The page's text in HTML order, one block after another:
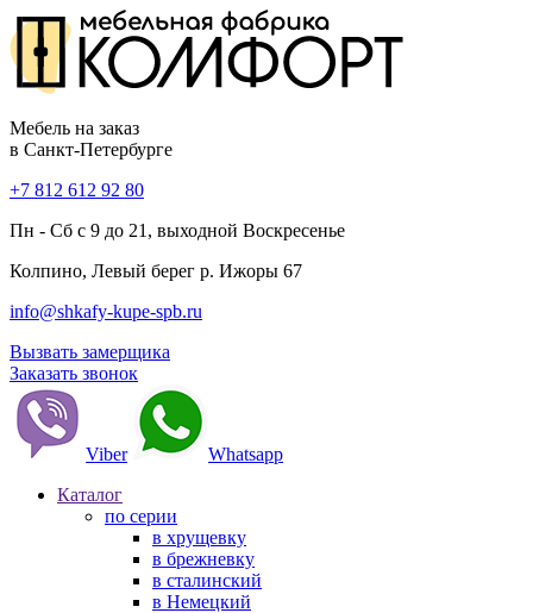
Мебель на заказ
в Санкт-Петербурге
+7 812 612 92 80
Пн - Сб с 9 до 21, выходной Воскресенье
Колпино, Левый берег р. Ижоры 67
info@shkafy-kupe-spb.ru
Вызвать замерщика
Заказать звонок
Viber
Whatsapp
Каталог
по серии
в хрущевку
в брежневку
в сталинский
в Немецкий